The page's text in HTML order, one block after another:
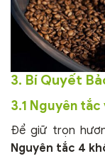
3. Bí Quyết
3.1 Nguyên
Để giữ trọn
Nguyên tắc 4